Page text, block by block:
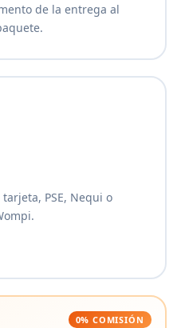
de la entrega al
PSE, Nequi o
0% COMISIÓN